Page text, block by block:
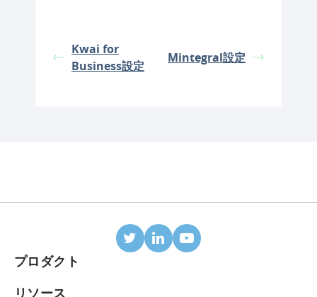
Kwai for
Business設定
Mintegral設定
プロダクト
モバイルアトリビューション
リソース